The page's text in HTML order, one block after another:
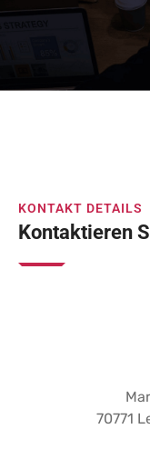
KONTAKT DETAILS
Kontaktieren
70771